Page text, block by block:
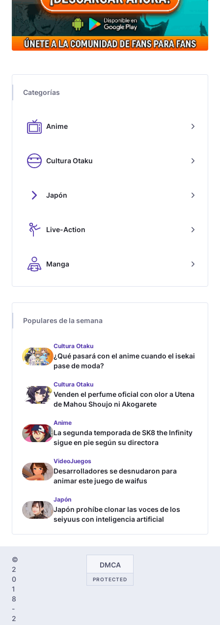
Categorías
Anime
Cultura Otaku
Japón
Live-Action
Manga
Populares de la semana
Cultura Otaku
¿Qué pasará con el anime cuando el isekai
pase de moda?
Cultura Otaku
Venden el perfume oficial con olor a Utena
de Mahou Shoujo ni Akogarete
Anime
La segunda temporada de SK8 the Infinity
sigue en pie según su directora
VideoJuegos
Desarrolladores se desnudaron para
animar este juego de waifus
Japón
Japón prohíbe clonar las voces de los
seiyuus con inteligencia artificial
©
2
0
1
8
-
2
DMCA
PROTECTED